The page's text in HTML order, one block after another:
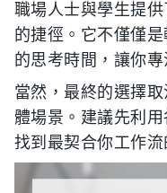
職場人士與學生提供
的捷徑。它不僅僅
的思考時間，讓你
當然，最終的選擇
體場景。建議先利
找到最契合你工作